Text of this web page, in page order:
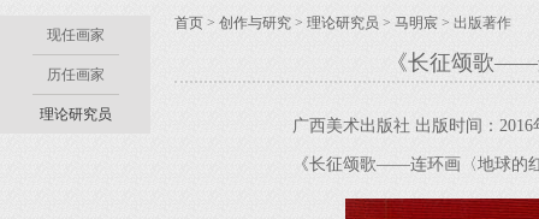
现任画家
历任画家
理论研究员
首页 > 创作与研究 > 理论研究员 > 马明宸 > 出版著作
《长征颂歌——
广西美术出版社 出版时间：2016
《长征颂歌——连环画〈地球的